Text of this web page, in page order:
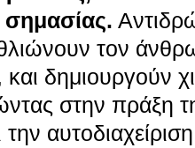
σημασίας.
τον
δημιουργούν
στην πράξη